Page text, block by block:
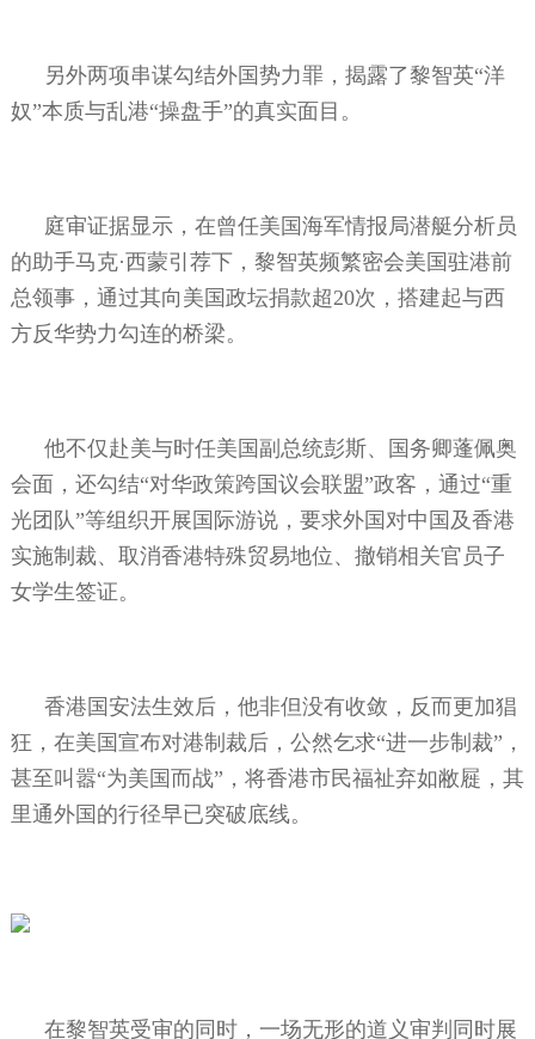
另外两项串谋勾结外国势力罪，揭露了黎智英“洋
奴”本质与乱港“操盘手”的真实面目。
庭审证据显示，在曾任美国海军情报局潜艇分析员
的助手马克·西蒙引荐下，黎智英频繁密会美国驻港前
总领事，通过其向美国政坛捐款超20次，搭建起与西
方反华势力勾连的桥梁。
他不仅赴美与时任美国副总统彭斯、国务卿蓬佩奥
会面，还勾结“对华政策跨国议会联盟”政客，通过“重
光团队”等组织开展国际游说，要求外国对中国及香港
实施制裁、取消香港特殊贸易地位、撤销相关官员子
女学生签证。
香港国安法生效后，他非但没有收敛，反而更加猖
狂，在美国宣布对港制裁后，公然乞求“进一步制裁”，
甚至叫嚣“为美国而战”，将香港市民福祉弃如敝屣，其
里通外国的行径早已突破底线。
在黎智英受审的同时，一场无形的道义审判同时展